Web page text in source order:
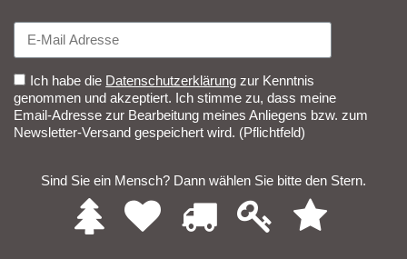
Ich habe die Datenschutzerklärung zur Kenntnis
genommen und akzeptiert. Ich stimme zu, dass meine
Email-Adresse zur Bearbeitung meines Anliegens bzw. zum
Newsletter-Versand gespeichert wird. (Pflichtfeld)
Sind Sie ein Mensch? Dann wählen Sie bitte den Stern.
Sind
Sie
1 2 3 4